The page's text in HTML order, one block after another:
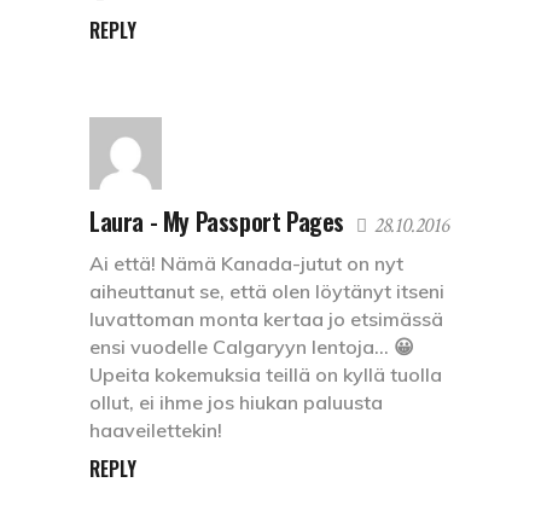
REPLY
Laura - My Passport Pages 28.10.2016
Ai että! Nämä Kanada-jutut on nyt
aiheuttanut se, että olen löytänyt itseni
luvattoman monta kertaa jo etsimässä
ensi vuodelle Calgaryyn lentoja… 😀
Upeita kokemuksia teillä on kyllä tuolla
ollut, ei ihme jos hiukan paluusta
haaveilettekin!
REPLY